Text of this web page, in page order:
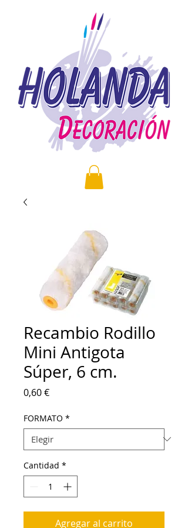
Recambio Rodillo
Mini Antigota
Súper, 6 cm.
0,60 €Precio
FORMATO *
Cantidad *
Agregar al carrito